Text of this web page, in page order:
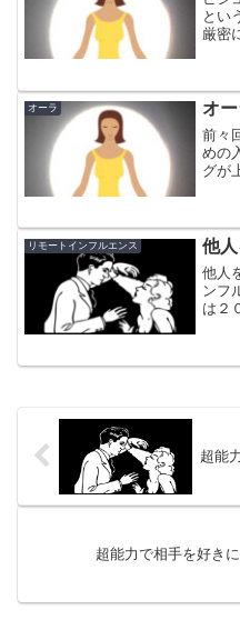
とい
厳密
オーラ オ
前々
めの
グが
リモートインフルエンス 他
他人
ンフ
は２
ルエ
超能
超能力で相手を好き